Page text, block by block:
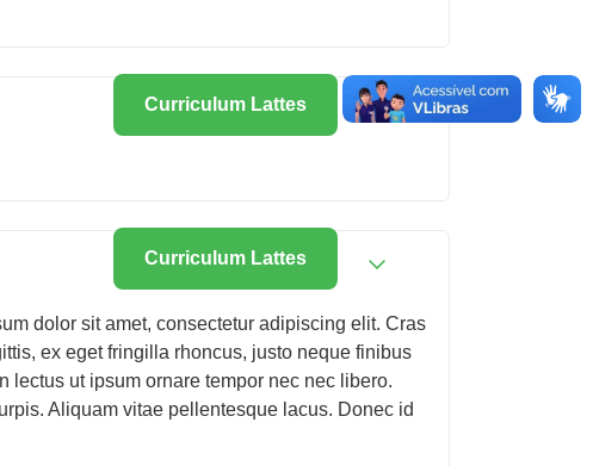
Curriculum Lattes
Curriculum Lattes
dolor sit amet, consectetur adipiscing elit. Cras
ex eget fringilla rhoncus, justo neque finibus
lectus ut ipsum ornare tempor nec nec libero.
Aliquam vitae pellentesque lacus. Donec id